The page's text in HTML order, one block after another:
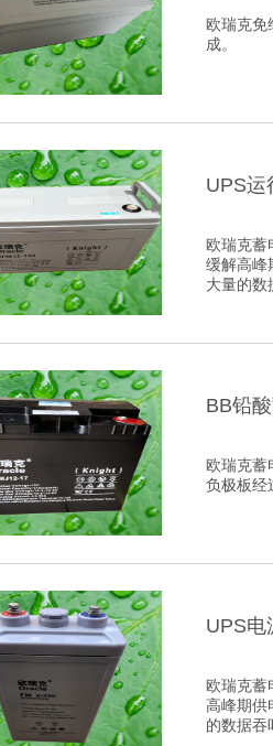
欧瑞克​免
成。
UPS运
欧瑞克蓄
缓解高峰
大量的数
BB铅
欧瑞克蓄
负极板经
UPS电
欧瑞克蓄
高峰期供
的数据吞